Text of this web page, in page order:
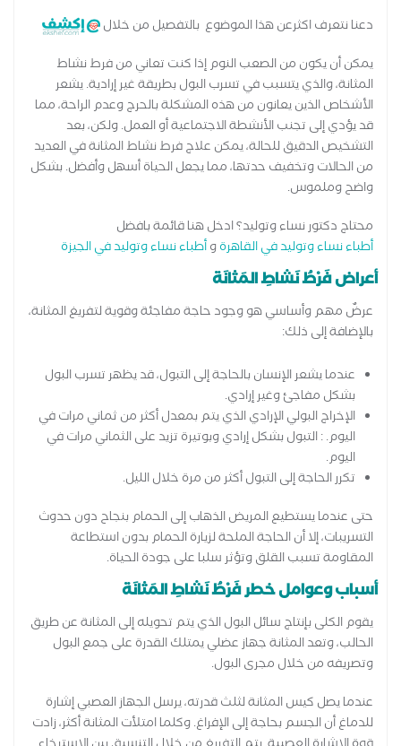
دعنا نتعرف اكثرعن هذا الموضوع بالتفصيل من خلال
يمكن أن يكون من الصعب النوم إذا كنت تعاني من فرط نشاط
المثانة، والذي يتسبب في تسرب البول بطريقة غير إرادية. يشعر
الأشخاص الذين يعانون من هذه المشكلة بالحرج وعدم الراحة، مما
قد يؤدي إلى تجنب الأنشطة الاجتماعية أو العمل. ولكن، بعد
التشخيص الدقيق للحالة، يمكن علاج فرط نشاط المثانة في العديد
من الحالات وتخفيف حدتها، مما يجعل الحياة أسهل وأفضل. بشكل
واضح وملموس.
محتاج دكتور نساء وتوليد؟ ادخل هنا قائمة بافضل
أطباء نساء وتوليد في القاهرةوأطباء نساء وتوليد في الجيزة
أعراض فَرْطُ نَشاطِ المَثانَة
عرضٌ مهم وأساسي هو وجود حاجة مفاجئة وقوية لتفريغ المثانة،
بالإضافة إلى ذلك:
عندما يشعر الإنسان بالحاجة إلى التبول، قد يظهر تسرب البول
بشكل مفاجئ وغير إرادي.
الإخراج البولي الإرادي الذي يتم بمعدل أكثر من ثماني مرات في
اليوم. : التبول بشكل إرادي وبوتيرة تزيد على الثماني مرات في
اليوم.
تكرر الحاجة إلى التبول أكثر من مرة خلال الليل.
حتى عندما يستطيع المريض الذهاب إلى الحمام بنجاح دون حدوث
التسريبات، إلا أن الحاجة الملحة لزيارة الحمام بدون استطاعة
المقاومة تسبب القلق وتؤثر سلبا على جودة الحياة.
أسباب وعوامل خطر فَرْطُ نَشاطِ المَثانَة
يقوم الكلى بإنتاج سائل البول الذي يتم تحويله إلى المثانة عن طريق
الحالب، وتعد المثانة جهاز عضلي يمتلك القدرة على جمع البول
وتصريفه من خلال مجرى البول.
عندما يصل كيس المثانة لثلث قدرته، يرسل الجهاز العصبي إشارة
للدماغ أن الجسم بحاجة إلى الإفراغ. وكلما امتلأت المثانة أكثر، زادت